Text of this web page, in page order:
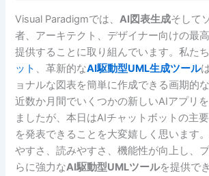
Visual Paradigmでは、AI図表生成そして
者、アーキテクト、デザイナー向けの最
提供することに取り組んでいます。私た
ット 、革新的なAI駆動型UML生成ツール
ョナルな図表を簡単に作成できる画期的
近数か月間でいくつかの新しいAIアプリ
ましたが、本日はAIチャットボットの主
を発表できることを大変嬉しく思います
やすさ、読みやすさ、機能性が向上し、
らに強力なAI駆動型UMLツールを提供で